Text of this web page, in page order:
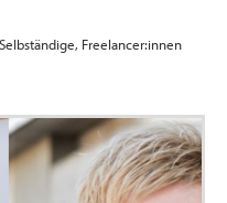
Freelancer:innen